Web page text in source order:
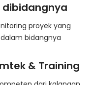
dibidangnya
proyek yang
bidangnya
& Training